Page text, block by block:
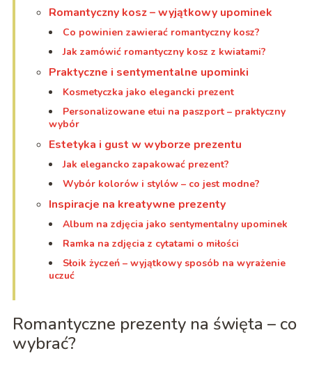
Romantyczny kosz – wyjątkowy upominek
Co powinien zawierać romantyczny kosz?
Jak zamówić romantyczny kosz z kwiatami?
Praktyczne i sentymentalne upominki
Kosmetyczka jako elegancki prezent
Personalizowane etui na paszport – praktyczny
wybór
Estetyka i gust w wyborze prezentu
Jak elegancko zapakować prezent?
Wybór kolorów i stylów – co jest modne?
Inspiracje na kreatywne prezenty
Album na zdjęcia jako sentymentalny upominek
Ramka na zdjęcia z cytatami o miłości
Słoik życzeń – wyjątkowy sposób na wyrażenie
uczuć
Romantyczne prezenty na święta – co
wybrać?